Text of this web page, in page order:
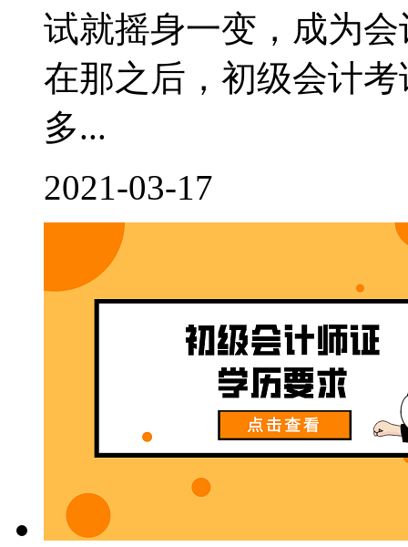
试就摇身一变，成为
在那之后，初级会计
多...
2021-03-17